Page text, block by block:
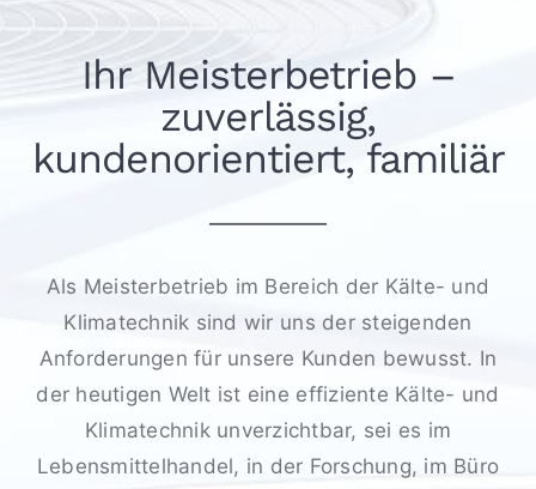
Ihr Meisterbetrieb –
zuverlässig,
kundenorientiert, familiär
Als Meisterbetrieb im Bereich der Kälte- und
Klimatechnik sind wir uns der steigenden
Anforderungen für unsere Kunden bewusst. In
der heutigen Welt ist eine effiziente Kälte- und
Klimatechnik unverzichtbar, sei es im
Lebensmittelhandel, in der Forschung, im Büro